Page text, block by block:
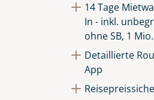
14 Tage
In - inkl.
ohne SB, 1
Detaillierte
App